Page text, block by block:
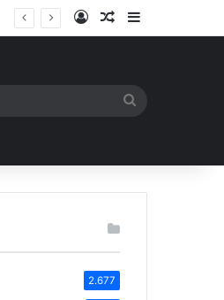
Iniciar sesión
ArtículoBarra lateral
2.677